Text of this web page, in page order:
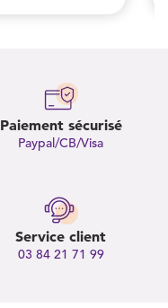
Paiement sécurisé
Paypal/CB/Visa
Service client
03 84 21 71 99